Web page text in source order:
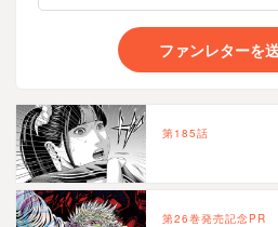
ファンレターを
第185話
第26巻発売記念PR